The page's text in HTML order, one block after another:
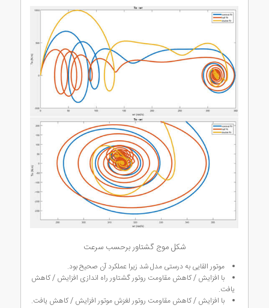
شکل موج گشتاور برحسب سرعت
موتور القایی به درستی مدل شد زیرا عملکرد آن صحیح بود.
با افزایش / کاهش مقاومت روتور گشتاور راه اندازی افزایش / کاهش
یافت.
با افزایش / کاهش مقاومت روتور لغزش موتور افزایش / کاهش یافت.